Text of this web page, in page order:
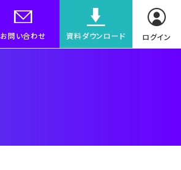
お問い合わせ
資料ダウンロード ログイン